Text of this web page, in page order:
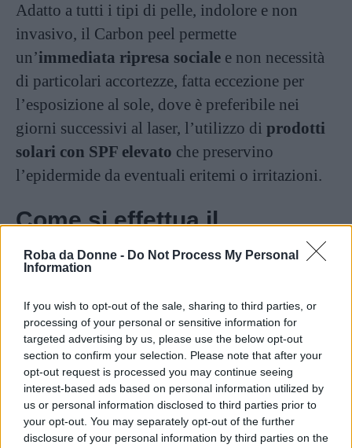
Roba da Donne - Do Not Process My Personal
Information
If you wish to opt-out of the sale, sharing to third parties, or
processing of your personal or sensitive information for
targeted advertising by us, please use the below opt-out
section to confirm your selection. Please note that after your
opt-out request is processed you may continue seeing
interest-based ads based on personal information utilized by
us or personal information disclosed to third parties prior to
your opt-out. You may separately opt-out of the further
disclosure of your personal information by third parties on the
Adatto a tutti i tipi di pelle, indolore e non
invasivo, il Carbon peel permette
un’immediata ripresa sociale e non necessità
di particolari accortezze, fatta eccezione per
l’esposizione al sole, dove è preferibile nei
giorni successivi al laser, l’utilizzo di prodotti
solari con SPF elevato che preservino
l’epidermide da eventuali eritemi o irritazioni.
Come si effettua il
trattamento
piuttosto complesso e articolato: il trattamento,
infatti, prevede l’iniziale applicazione sulla
pelle del visodi un sottile strato dicarbone
allo stato liquido, questo poiché la
caratteristica colorazione nera funge da
cromoforo artificiale” che agevola gli step